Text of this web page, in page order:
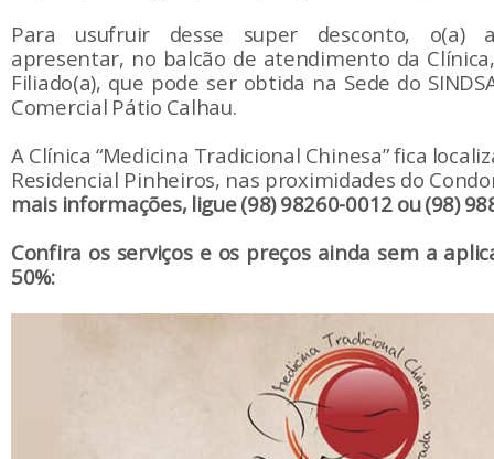
Para usufruir desse super desconto, o(a)
apresentar, no balcão de atendimento da
Filiado(a), que pode ser obtida na Sede do
Comercial Pátio Calhau.
A Clínica “Medicina Tradicional Chinesa” fica
Residencial Pinheiros, nas proximidades do
mais informações, ligue (98) 98260-0012 ou (98)
Confira os serviços e os preços ainda sem a
50%: